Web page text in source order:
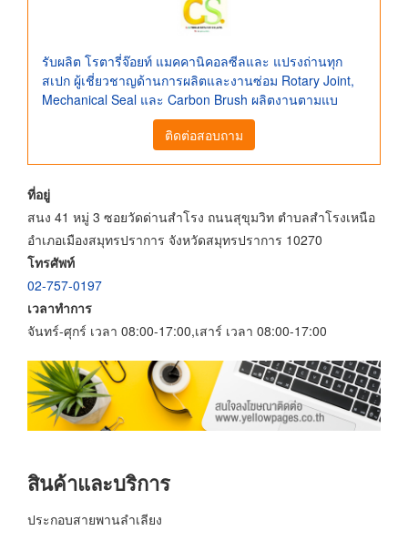
รับผลิต โรตารี่จ๊อยท์ แมคคานิคอลซีลและ แปรงถ่านทุก
สเปก ผู้เชี่ยวชาญด้านการผลิตและงานซ่อม Rotary Joint,
Mechanical Seal และ Carbon Brush ผลิตงานตามแบ
ติดต่อสอบถาม
ที่อยู่
สนง 41 หมู่ 3 ซอยวัดด่านสำโรง ถนนสุขุมวิท ตำบลสำโรงเหนือ
อำเภอเมืองสมุทรปราการ จังหวัดสมุทรปราการ 10270
โทรศัพท์
02-757-0197
เวลาทำการ
จันทร์-ศุกร์ เวลา 08:00-17:00,เสาร์ เวลา 08:00-17:00
สินค้าและบริการ
ประกอบสายพานลำเลียง